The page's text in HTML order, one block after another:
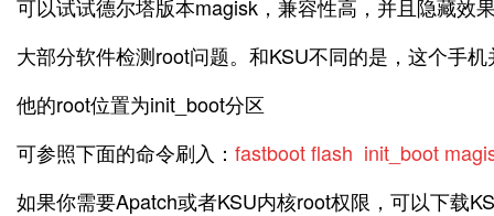
可以试试德尔塔版本magisk，兼容性高，并且隐藏效
大部分软件检测root问题。和KSU不同的是，这个手
他的root位置为init_boot分区
可参照下面的命令刷入： fastboot flash init_boot
如果你需要Apatch或者KSU内核root权限，可以下载